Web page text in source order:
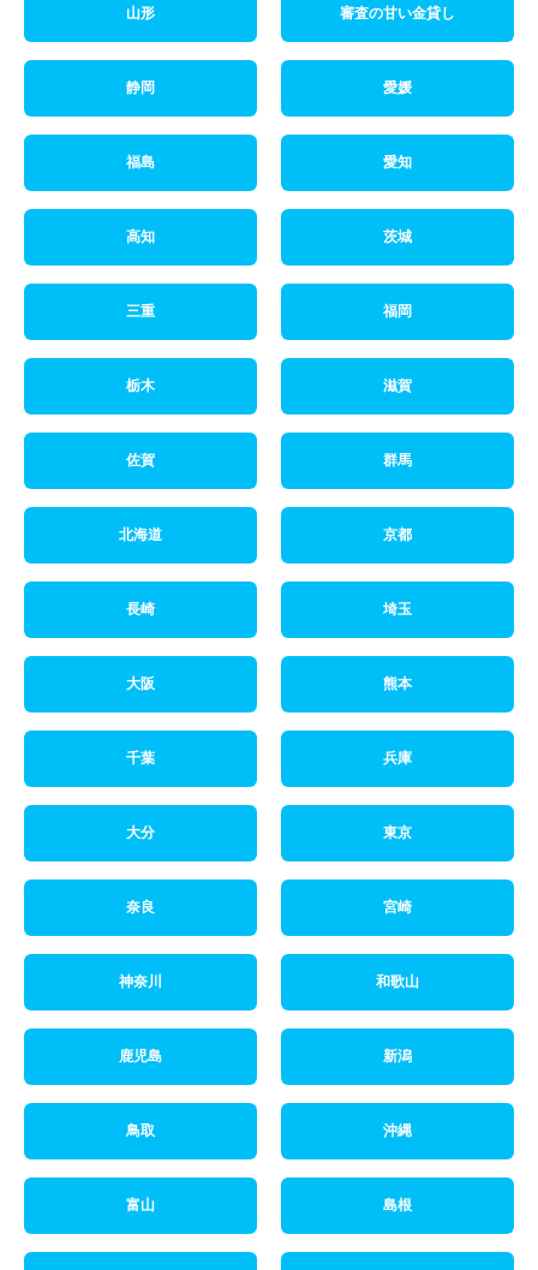
山形 審査の甘い金貸し
静岡 愛媛
福島 愛知
高知 茨城
三重 福岡
栃木 滋賀
佐賀 群馬
北海道 京都
長崎 埼玉
大阪 熊本
千葉 兵庫
大分 東京
奈良 宮崎
神奈川 和歌山
鹿児島 新潟
鳥取 沖縄
富山 島根